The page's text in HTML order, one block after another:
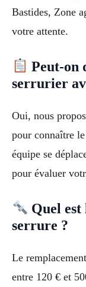
Bastides, Zone
votre attente.
Peut-on
serrurier
Oui, nous
pour connaître
équipe se
pour évaluer
Quel est
serrure ?
Le
entre 120 € et